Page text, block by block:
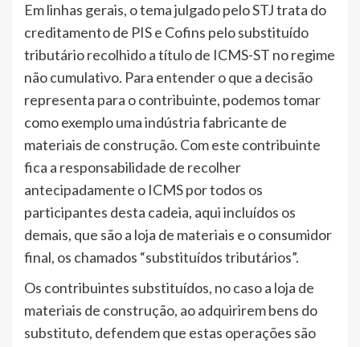
Em linhas gerais, o tema julgado pelo STJ trata do
creditamento de PIS e Cofins pelo substituído
tributário recolhido a título de ICMS-ST no regime
não cumulativo. Para entender o que a decisão
representa para o contribuinte, podemos tomar
como exemplo uma indústria fabricante de
materiais de construção. Com este contribuinte
fica a responsabilidade de recolher
antecipadamente o ICMS por todos os
participantes desta cadeia, aqui incluídos os
demais, que são a loja de materiais e o consumidor
final, os chamados “substituídos tributários”.
Os contribuintes substituídos, no caso a loja de
materiais de construção, ao adquirirem bens do
substituto, defendem que estas operações são